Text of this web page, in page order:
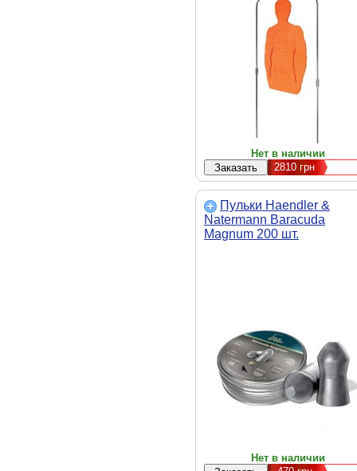
Нет в наличии
2810 грн
Пульки Haendler &
Natermann Baracuda
Magnum 200 шт.
Нет в наличии